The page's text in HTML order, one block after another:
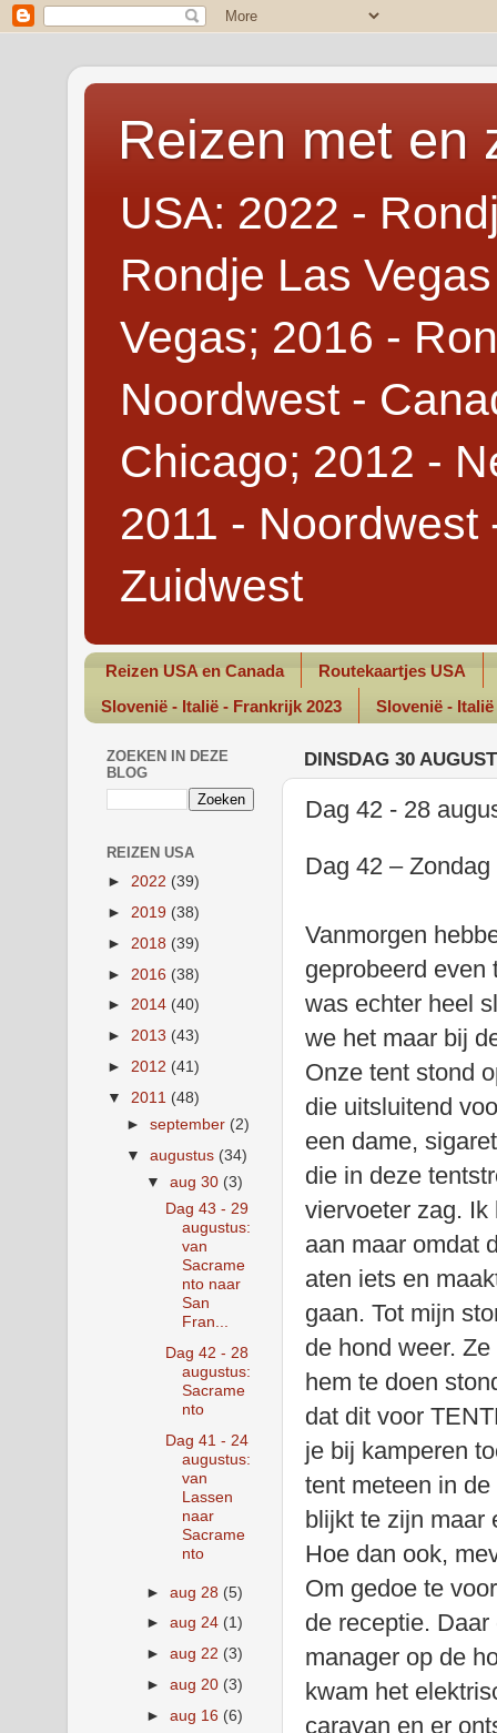
Reizen met en
USA: 2022 -
Rondje Las
Vegas; 2016 -
Noordwest -
Chicago; 2012 -
2011 - Noordwest
Zuidwest
Reizen USA en Canada
Routekaartjes USA
Slovenië - Italië - Frankrijk 2023
Slovenië -
DINSDAG 30
Dag 42 - 28
Dag 42 –
Vanmorgen
geprobeerd even
was echter heel
we het maar bij
Onze tent stond
die uitsluitend
een dame,
die in deze
viervoeter zag.
aan maar omdat
aten iets en
gaan. Tot mijn
de hond weer.
hem te doen
dat dit voor
je bij kamperen
tent meteen in
blijkt te zijn maar
Hoe dan ook,
Om gedoe te
de receptie.
manager op de
kwam het
caravan en er
ZOEKEN IN DEZE
BLOG
REIZEN USA
► 2022 (39)
► 2019 (38)
► 2018 (39)
► 2016 (38)
► 2014 (40)
► 2013 (43)
► 2012 (41)
▼ 2011 (48)
►september (2)
▼augustus (34)
▼ aug 30 (3)
Dag 43 - 29
augustus:
van
Sacrame
nto naar
San
Fran...
Dag 42 - 28
augustus:
Sacrame
nto
Dag 41 - 24
augustus:
van
Lassen
naar
Sacrame
nto
► aug 28 (5)
► aug 24 (1)
► aug 22 (3)
► aug 20 (3)
► aug 16 (6)